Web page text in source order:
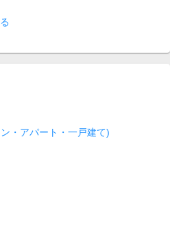
・アパート・一戸建て)